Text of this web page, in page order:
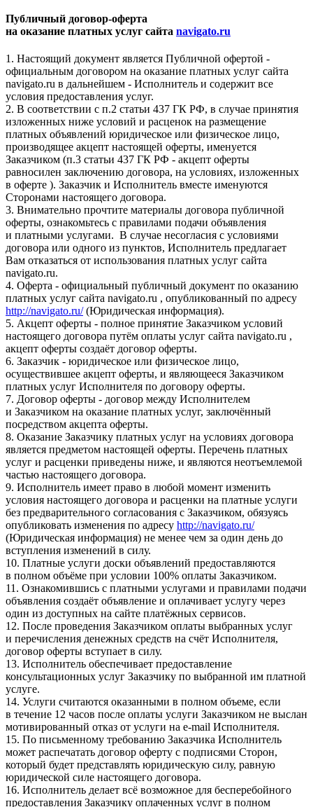
Публичный договор-оферта
на оказание платных услуг сайта navigato.ru
1. Настоящий документ является Публичной офертой -
официальным договором на оказание платных услуг сайта
navigato.ru в дальнейшем - Исполнитель и содержит все
условия предоставления услуг.
2. В соответствии с п.2 статьи 437 ГК РФ, в случае принятия
изложенных ниже условий и расценок на размещение
платных объявлений юридическое или физическое лицо,
производящее акцепт настоящей оферты, именуется
Заказчиком (п.3 статьи 437 ГК РФ - акцепт оферты
равносилен заключению договора, на условиях, изложенных
в оферте ). Заказчик и Исполнитель вместе именуются
Сторонами настоящего договора.
3. Внимательно прочтите материалы договора публичной
оферты, ознакомьтесь с правилами подачи объявления
и платными услугами. В случае несогласия с условиями
договора или одного из пунктов, Исполнитель предлагает
Вам отказаться от использования платных услуг сайта
navigato.ru.
4. Оферта - официальный публичный документ по оказанию
платных услуг сайта navigato.ru , опубликованный по адресу
http://navigato.ru/(Юридическая информация).
5. Акцепт оферты - полное принятие Заказчиком условий
настоящего договора путём оплаты услуг сайта navigato.ru ,
акцепт оферты создаёт договор оферты.
6. Заказчик - юридическое или физическое лицо,
осуществившее акцепт оферты, и являющееся Заказчиком
платных услуг Исполнителя по договору оферты.
7. Договор оферты - договор между Исполнителем
и Заказчиком на оказание платных услуг, заключённый
посредством акцепта оферты.
8. Оказание Заказчику платных услуг на условиях договора
является предметом настоящей оферты. Перечень платных
услуг и расценки приведены ниже, и являются неотъемлемой
частью настоящего договора.
9. Исполнитель имеет право в любой момент изменить
условия настоящего договора и расценки на платные услуги
без предварительного согласования с Заказчиком, обязуясь
опубликовать изменения по адресу http://navigato.ru/
(Юридическая информация) не менее чем за один день до
вступления изменений в силу.
10. Платные услуги доски объявлений предоставляются
в полном объёме при условии 100% оплаты Заказчиком.
11. Ознакомившись с платными услугами и правилами подачи
объявления создаёт объявление и оплачивает услугу через
один из доступных на сайте платёжных сервисов.
12. После проведения Заказчиком оплаты выбранных услуг
и перечисления денежных средств на счёт Исполнителя,
договор оферты вступает в силу.
13. Исполнитель обеспечивает предоставление
консультационных услуг Заказчику по выбранной им платной
услуге.
14. Услуги считаются оказанными в полном объеме, если
в течение 12 часов после оплаты услуги Заказчиком не выслан
мотивированный отказ от услуги на e-mail Исполнителя.
15. По письменному требованию Заказчика Исполнитель
может распечатать договор оферту с подписями Сторон,
который будет представлять юридическую силу, равную
юридической силе настоящего договора.
16. Исполнитель делает всё возможное для бесперебойного
предоставления Заказчику оплаченных услуг в полном